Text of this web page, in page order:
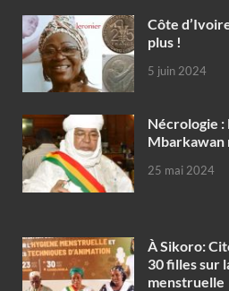
Côte
plus !
5 juin 2024
Nécrologie :
Mbarkawan
25 mai 2024
À Sikoro:
30 filles sur
menstruelle